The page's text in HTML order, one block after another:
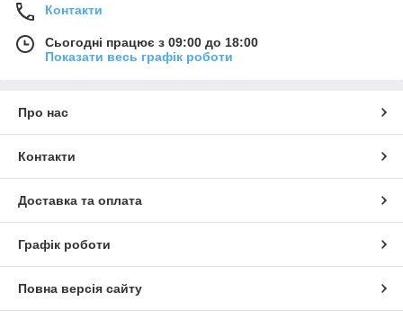
Контакти
Сьогодні працює з 09:00 до 18:00
Показати весь графік роботи
Про нас
Контакти
Доставка та оплата
Графік роботи
Повна версія сайту